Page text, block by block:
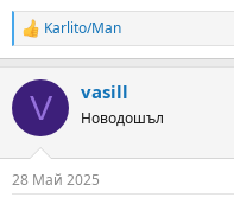
R
e
c
i
s
Karlito/Man
V vasill
Новодошъл
28 Май 2025